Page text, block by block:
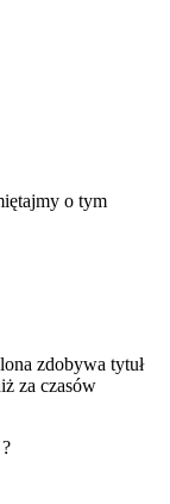
o tym
zdobywa tytuł
za czasów